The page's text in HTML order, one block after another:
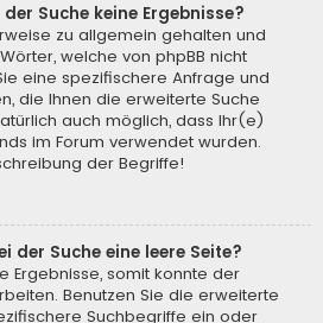
Suche keine Ergebnisse?
zu allgemein gehalten und
welche von phpBB nicht
eine spezifischere Anfrage und
die Ihnen die erweiterte Suche
auch möglich, dass Ihr(e)
im Forum verwendet wurden.
der Begriffe!
der Suche eine leere Seite?
Ergebnisse, somit konnte der
Benutzen Sie die erweiterte
Suchbegriffe ein oder